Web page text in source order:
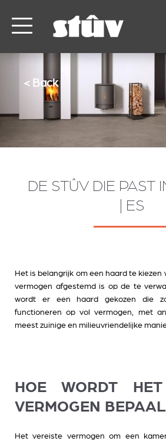
< Back
DE STÛV DIE PAST
| ES
Het is belangrijk om een haard te
vermogen afgestemd is op de te
wordt er een haard gekozen die
functioneren op vol vermogen, met
meest zuinige en milieuvriendelijke
HOE WORDT HET
VERMOGEN
Het vereiste vermogen om een